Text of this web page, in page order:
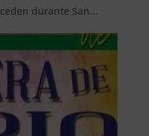
durante San...